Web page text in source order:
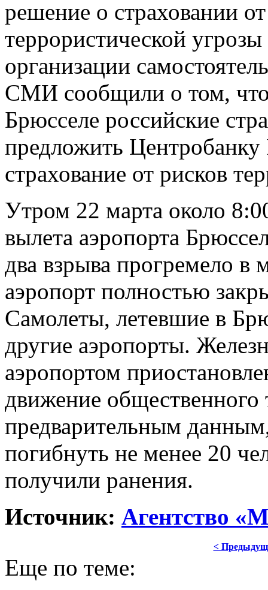
решение о страховании
террористической
организации
СМИ сообщили о том, что
Брюсселе российские
предложить
страхование от рисков
Утром 22 марта около
вылета аэропорта
два взрыва прогремело в
аэропорт полностью
Самолеты, летевшие в
другие аэропорты.
аэропортом
движение общественного
предварительным
погибнуть не менее 20
получили ранения.
Источник: Агентство
<
Еще по теме: